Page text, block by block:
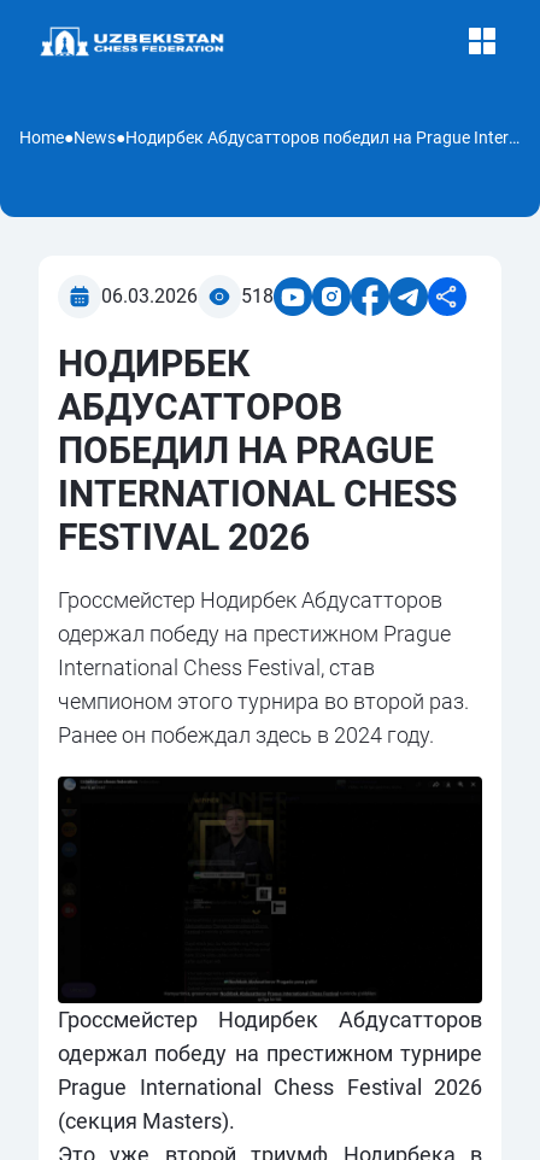
Home●News● Нодирбек Абдусатторов победил на Prague International Chess Festival 2026
06.03.2026 518
НОДИРБЕК
АБДУСАТТОРОВ
ПОБЕДИЛ НА PRAGUE
INTERNATIONAL CHESS
FESTIVAL 2026
Гроссмейстер Нодирбек Абдусатторов
одержал победу на престижном Prague
International Chess Festival, став
чемпионом этого турнира во второй раз.
Ранее он побеждал здесь в 2024 году.
Гроссмейстер Нодирбек Абдусатторов
одержал победу на престижном турнире
Prague International Chess Festival 2026
(секция Masters).